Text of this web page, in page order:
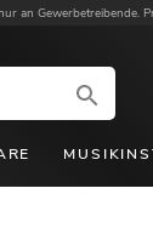
an Gewerbetreibende.